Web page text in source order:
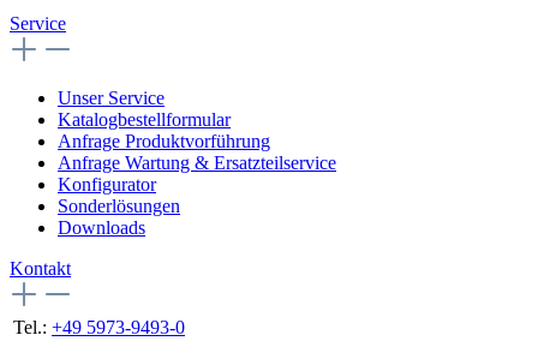
Service
Unser Service
Katalogbestellformular
Anfrage Produktvorführung
Anfrage Wartung & Ersatzteilservice
Konfigurator
Sonderlösungen
Downloads
Kontakt
Tel.: +49 5973-9493-0